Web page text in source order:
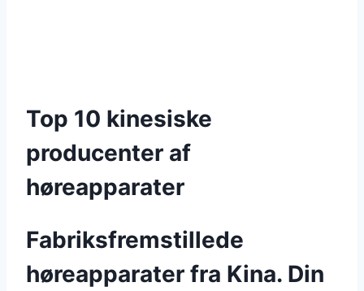
Top 10 kinesiske
producenter af
høreapparater
Fabriksfremstillede
høreapparater fra Kina. Din